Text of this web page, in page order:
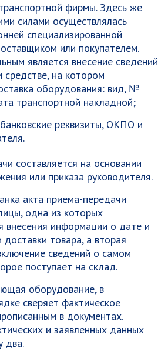
фирмы. Здесь же
силами осуществлялась
специализированной
или покупателем.
является внесение сведений
средстве, на котором
оборудования: вид, №
транспортной накладной;
реквизиты, ОКПО и
составляется на основании
или приказа руководителя.
акта приема-передачи
одна из которых
внесения информации о дате и
доставки товара, а вторая
сведений о самом
поступает на склад.
оборудование, в
сверяет фактическое
в документах.
и заявленных данных
два.